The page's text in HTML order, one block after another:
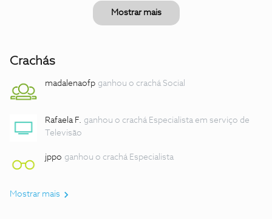
Mostrar mais
Crachás
madalenaofp ganhou o crachá Social
Rafaela F. ganhou o crachá Especialista em serviço de
Televisão
jppo ganhou o crachá Especialista
Mostrar mais